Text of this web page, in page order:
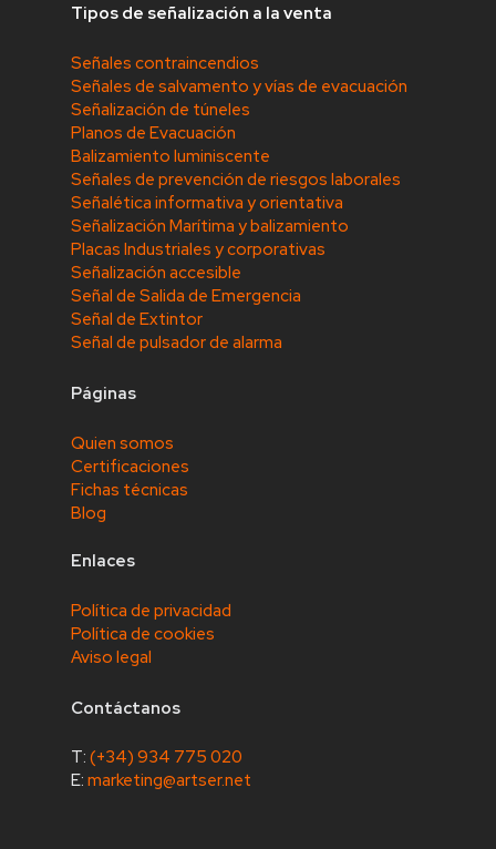
Tipos de señalización a la venta
Señales contraincendios
Señales de salvamento y vías de evacuación
Señalización de túneles
Planos de Evacuación
Balizamiento luminiscente
Señales de prevención de riesgos laborales
Señalética informativa y orientativa
Señalización Marítima y balizamiento
Placas Industriales y corporativas
Señalización accesible
Señal de Salida de Emergencia
Señal de Extintor
Señal de pulsador de alarma
Páginas
Quien somos
Certificaciones
Fichas técnicas
Blog
Enlaces
Política de privacidad
Política de cookies
Aviso legal
Contáctanos
T:(+34) 934 775 020
E:marketing@artser.net